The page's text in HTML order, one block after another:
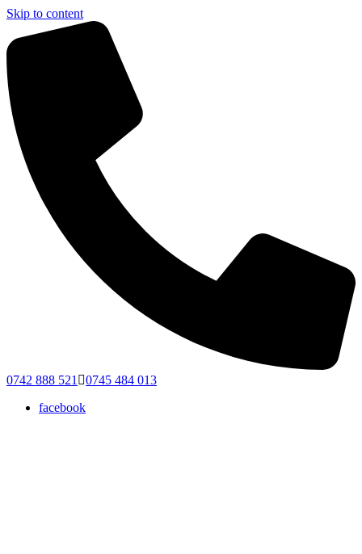
Skip to content
0742 888 521
0745 484 013
facebook